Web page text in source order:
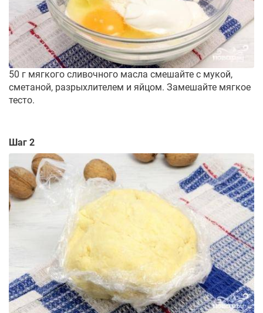
50 г мягкого сливочного масла смешайте с мукой,
сметаной, разрыхлителем и яйцом. Замешайте мягкое
тесто.
Шаг 2